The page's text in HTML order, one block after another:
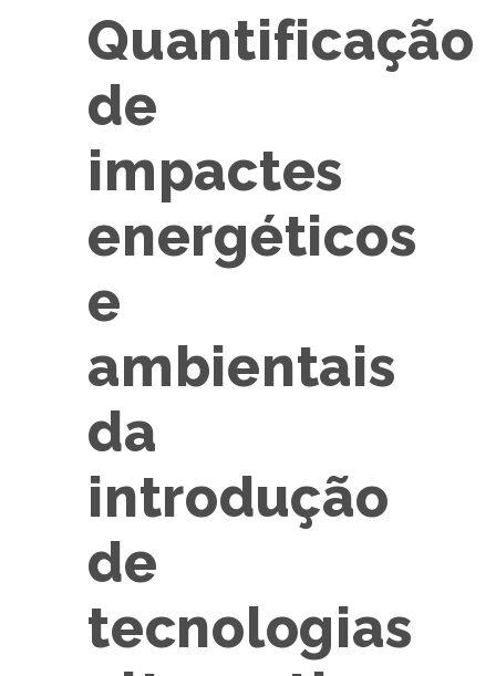
Quantificação
de
impactes
energéticos
e
ambientais
da
introdução
de
tecnologias